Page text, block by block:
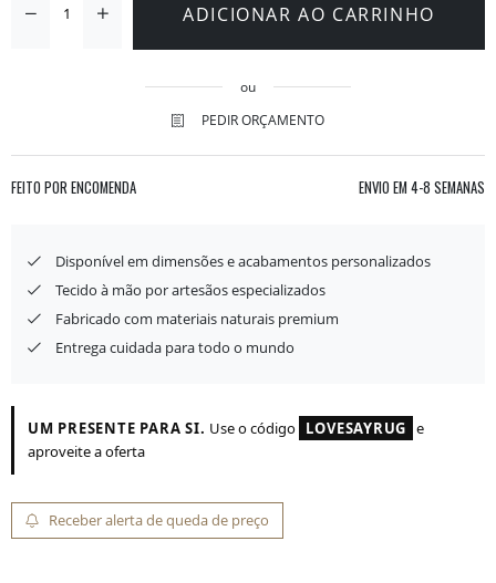
ADICIONAR AO CARRINHO
ou
PEDIR ORÇAMENTO
FEITO POR ENCOMENDA ENVIO EM 4-8 SEMANAS
Disponível em dimensões e acabamentos personalizados
Tecido à mão por artesãos especializados
Fabricado com materiais naturais premium
Entrega cuidada para todo o mundo
UM PRESENTE PARA SI. Use o código LOVESAYRUG e
aproveite a oferta
Receber alerta de queda de preço